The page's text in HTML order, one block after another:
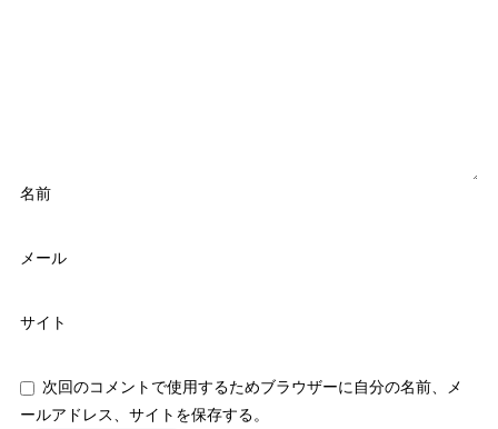
名前
メール
サイト
次回のコメントで使用するためブラウザーに自分の名前、メ
ールアドレス、サイトを保存する。